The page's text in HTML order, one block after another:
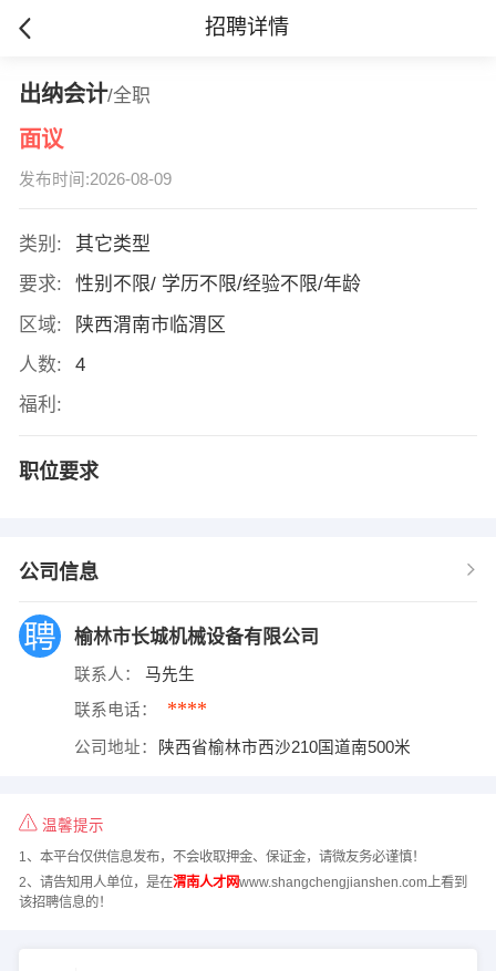
招聘详情
出纳会计/全职
面议
发布时间:2026-08-09
类别:
其它类型
要求:
性别不限/ 学历不限/经验不限/年龄
区域:
陕西渭南市临渭区
人数:
4
福利:
职位要求
公司信息
榆林市长城机械设备有限公司
联系人： 马先生
联系电话： ****
公司地址： 陕西省榆林市西沙210国道南500米
温馨提示
1、本平台仅供信息发布，不会收取押金、保证金，请微友务必谨慎！
2、请告知用人单位，是在渭南人才网www.shangchengjianshen.com上看到
该招聘信息的！